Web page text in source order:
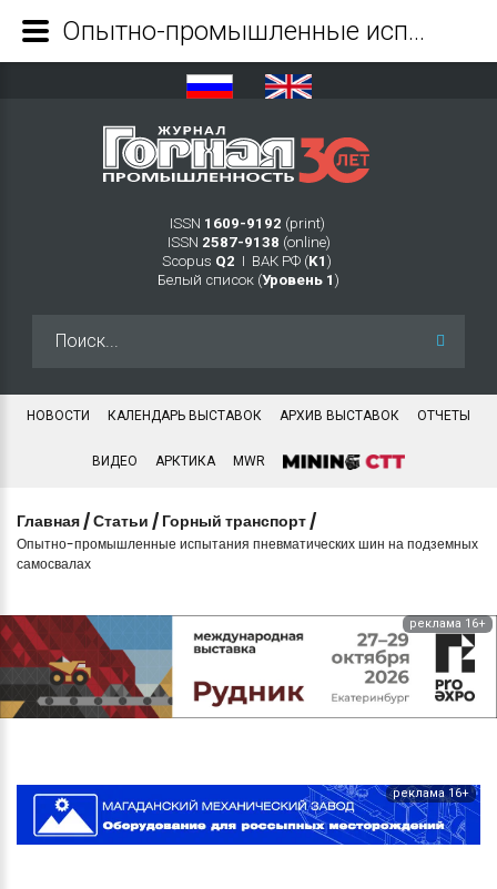
ISSN 1609-9192 (print)
ISSN 2587-9138 (online)
Scopus Q2 Ι ВАК РФ (K1 )
Белый список (Уровень 1 )
НОВОСТИ КАЛЕНДАРЬ ВЫСТАВОК АРХИВ ВЫСТАВОК ОТЧЕТЫ
ВИДЕО АРКТИКА MWR
Главная /Статьи / Горный транспорт /
Опытно-промышленные испытания пневматических шин на подземных
самосвалах
реклама 16+
реклама 16+
Опытно-промышленные испытания пневматических шин на подземных самосвалах - Журнал Горная промышленность